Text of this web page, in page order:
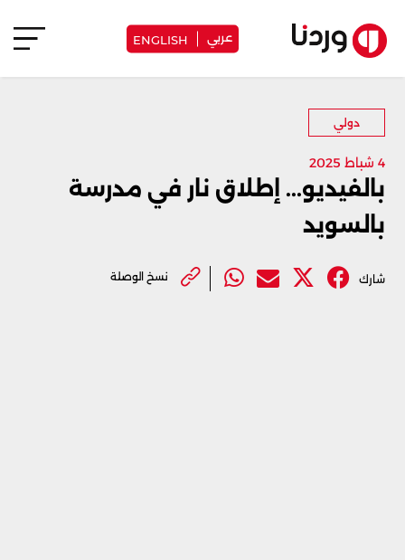
عربي ENGLISH
دولي
4 شباط 2025
بالفيديو... إطلاق نار في مدرسة
بالسويد
شارك نسخ الوصلة